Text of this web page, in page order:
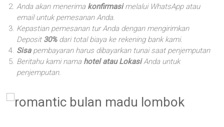
Anda akan menerima konfirmasimelalui WhatsApp atau
email untuk pemesanan Anda.
Kepastian pemesanan tur Anda dengan mengirimkan
Deposit 30%dari total biaya ke rekening bank kami.
Sisapembayaran harus dibayarkan tunai saat penjemputan
Beritahu kami nama hotel atau LokasiAnda untuk
penjemputan.